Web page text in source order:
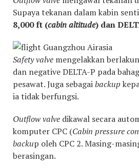
Supaya tekanan dalam kabin
8,000 ft (cabin altitude) dan
Safety valve mengelakkan
dan negative DELTA-P pada
pesawat. Juga sebagaibackup
ia tidak berfungsi.
Outflow valve dikawal secara
komputer CPC (Cabin pressure
backup oleh CPC 2. Masing-
berasingan.